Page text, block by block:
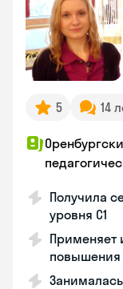
5 14
Получила
уровня C1
Применяет